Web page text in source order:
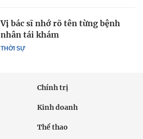
THỜI SỰ
Vị bác sĩ nhớ rõ tên từng bệnh
nhân tái khám
Chính trị
Kinh doanh
Thể thao